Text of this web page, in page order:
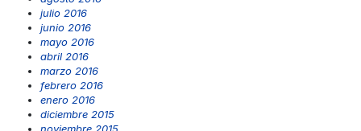
julio 2016
junio 2016
mayo 2016
abril 2016
marzo 2016
febrero 2016
enero 2016
diciembre 2015